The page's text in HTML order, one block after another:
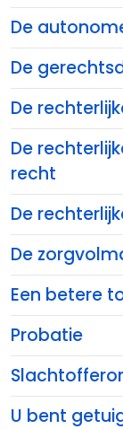
De
De
De
De
recht
De
De
Een betere
Probatie
U bent